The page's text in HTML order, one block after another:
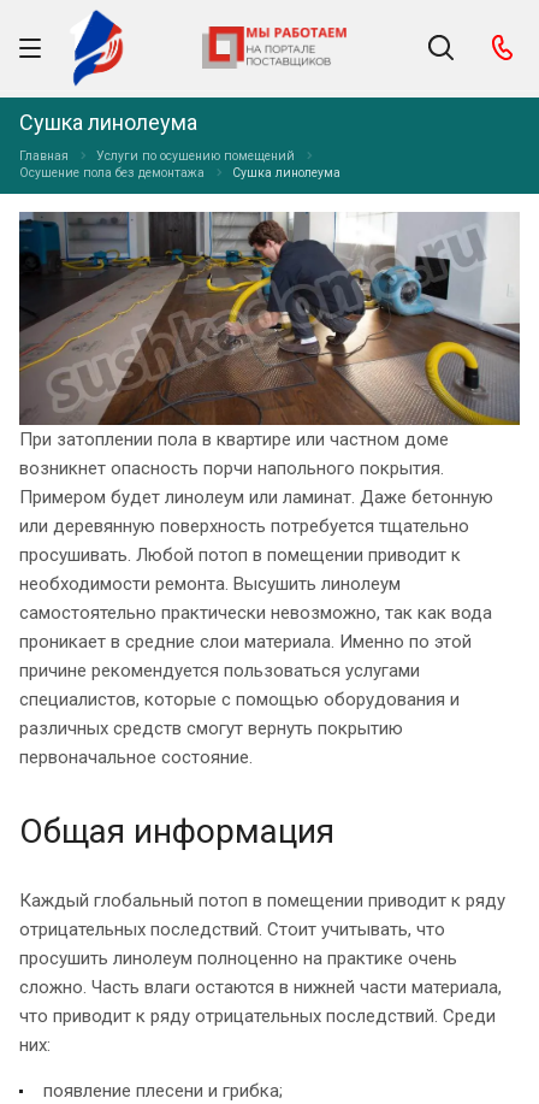
Сушка линолеума
Главная
Услуги по осушению помещений
Осушение пола без демонтажа
Сушка линолеума
При затоплении пола в квартире или частном доме
возникнет опасность порчи напольного покрытия.
Примером будет линолеум или ламинат. Даже бетонную
или деревянную поверхность потребуется тщательно
просушивать. Любой потоп в помещении приводит к
необходимости ремонта. Высушить линолеум
самостоятельно практически невозможно, так как вода
проникает в средние слои материала. Именно по этой
причине рекомендуется пользоваться услугами
специалистов, которые с помощью оборудования и
различных средств смогут вернуть покрытию
первоначальное состояние.
Общая информация
Каждый глобальный потоп в помещении приводит к ряду
отрицательных последствий. Стоит учитывать, что
просушить линолеум полноценно на практике очень
сложно. Часть влаги остаются в нижней части материала,
что приводит к ряду отрицательных последствий. Среди
них:
появление плесени и грибка;